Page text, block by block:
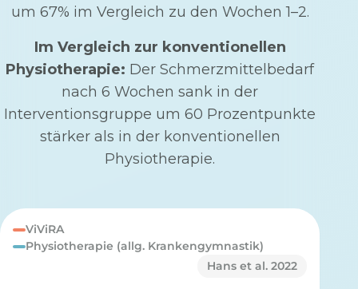
um 67% im Vergleich zu den Wochen 1–2.
Im Vergleich zur konventionellen
Physiotherapie: Der Schmerzmittelbedarf
nach 6 Wochen sank in der
Interventionsgruppe um 60 Prozentpunkte
stärker als in der konventionellen
Physiotherapie.
ViViRA
Physiotherapie (allg. Krankengymnastik)
Hans et al. 2022